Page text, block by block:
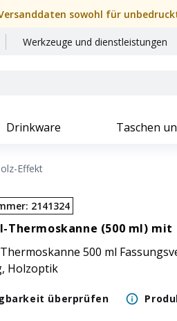
sowohl für
Werkzeuge und dienstleistungen
Drinkware Taschen
Effekt
: 2141324
Thermoskanne (500 ml)
500 ml
Holzoptik
überprüfen